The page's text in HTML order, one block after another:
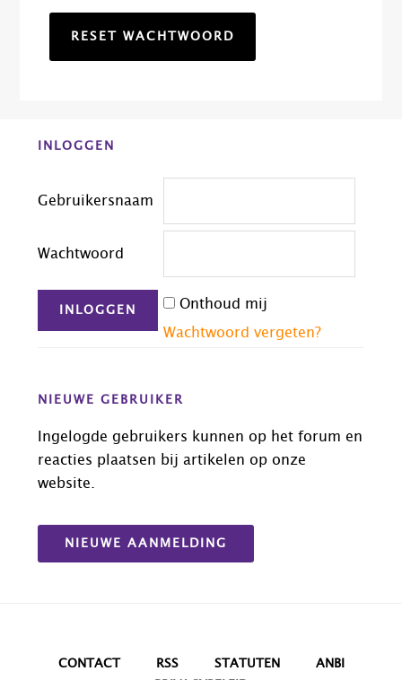
RESET WACHTWOORD
Before
INLOGGEN
Gebruikersnaam
Wachtwoord
Onthoud mij
Wachtwoord vergeten?
NIEUWE GEBRUIKER
Ingelogde gebruikers kunnen op het forum en
reacties plaatsen bij artikelen op onze
website.
NIEUWE AANMELDING
CONTACT RSS STATUTEN
ANBI